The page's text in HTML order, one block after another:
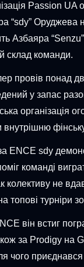
Passion UA
“sdy” Оруджева
Азбаяра
склад команди.
провів понад
у запас
організація
внутрішню
ENCE sdy
команді
колективу не
топові турніри
він встиг
за Prodigy на
чого